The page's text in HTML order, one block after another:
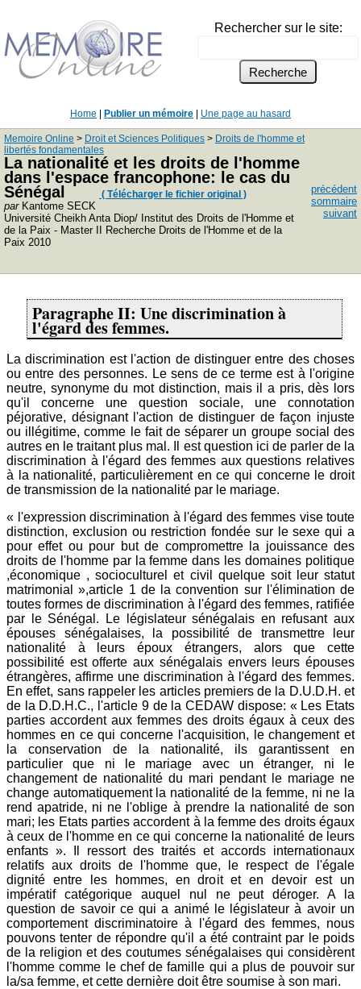
Rechercher sur le site:
Home Publier un mémoire Une page au hasard
Memoire Online > Droit et Sciences Politiques > Droits de l'homme et
libertés fondamentales
La nationalité et les droits de l'homme
dans l'espace francophone: le cas du
Sénégal
( Télécharger le fichier original )
parKantome SECK
Université Cheikh Anta Diop/ Institut des Droits de l'Homme et
de la Paix - Master II Recherche Droits de l'Homme et de la
Paix 2010
précédent
sommaire
suivant
Paragraphe II: Une discrimination à
l'égard des femmes.
La discrimination est l'action de distinguer entre des choses
ou entre des personnes. Le sens de ce terme est à l'origine
neutre, synonyme du mot distinction, mais il a pris, dès lors
qu'il concerne une question sociale, une connotation
péjorative, désignant l'action de distinguer de façon injuste
ou illégitime, comme le fait de séparer un groupe social des
autres en le traitant plus mal. Il est question ici de parler de la
discrimination à l'égard des femmes aux questions relatives
à la nationalité, particulièrement en ce qui concerne le droit
de transmission de la nationalité par le mariage.
« l'expression discrimination à l'égard des femmes vise toute
distinction, exclusion ou restriction fondée sur le sexe qui a
pour effet ou pour but de compromettre la jouissance des
droits de l'homme par la femme dans les domaines politique
,économique , socioculturel et civil quelque soit leur statut
matrimonial »,article 1 de la convention sur l'élimination de
toutes formes de discrimination à l'égard des femmes, ratifiée
par le Sénégal. Le législateur sénégalais en refusant aux
épouses sénégalaises, la possibilité de transmettre leur
nationalité à leurs époux étrangers, alors que cette
possibilité est offerte aux sénégalais envers leurs épouses
étrangères, affirme une discrimination à l'égard des femmes.
En effet, sans rappeler les articles premiers de la D.U.D.H. et
de la D.D.H.C., l'article 9 de la CEDAW dispose: « Les Etats
parties accordent aux femmes des droits égaux à ceux des
hommes en ce qui concerne l'acquisition, le changement et
la conservation de la nationalité, ils garantissent en
particulier que ni le mariage avec un étranger, ni le
changement de nationalité du mari pendant le mariage ne
change automatiquement la nationalité de la femme, ni ne la
rend apatride, ni ne l'oblige à prendre la nationalité de son
mari; les Etats parties accordent à la femme des droits égaux
à ceux de l'homme en ce qui concerne la nationalité de leurs
enfants ». Il ressort des traités et accords internationaux
relatifs aux droits de l'homme que, le respect de l'égale
dignité entre les hommes, en droit et en devoir est un
impératif catégorique auquel nul ne peut déroger. A la
question de savoir ce qui a animé le législateur à avoir un
comportement discriminatoire à l'égard des femmes, nous
pouvons tenter de répondre qu'il a été contraint par le poids
de la religion et des coutumes sénégalaises qui considèrent
l'homme comme le chef de famille qui a plus de pouvoir sur
la/sa femme, et cette dernière doit être soumise à son mari.